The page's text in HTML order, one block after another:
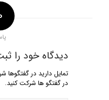
دیدگاه خود را
تمایل دارید در گفتگوها
در گفتگو ها شرکت کنید.